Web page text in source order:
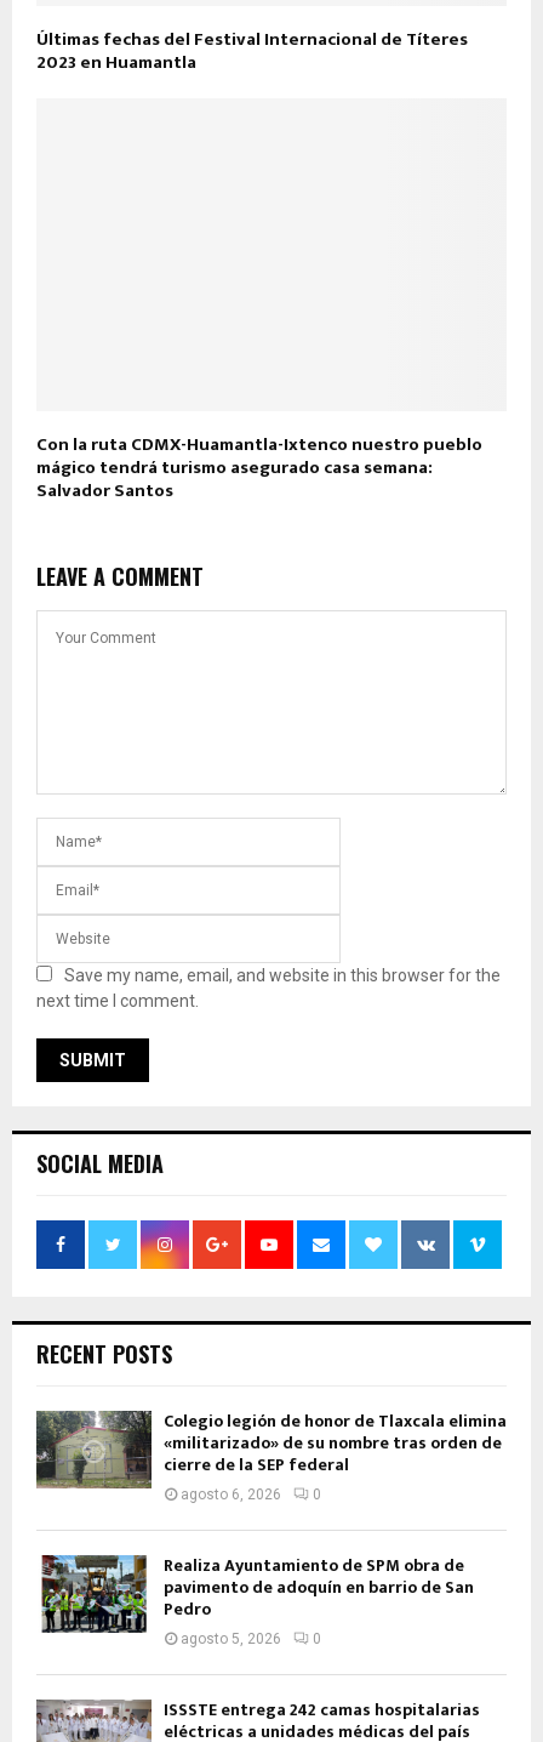
Últimas fechas del Festival Internacional de Títeres
2023 en Huamantla
Con la ruta CDMX-Huamantla-Ixtenco nuestro pueblo
mágico tendrá turismo asegurado casa semana:
Salvador Santos
LEAVE A COMMENT
Save my name, email, and website in this browser for the
next time I comment.
SOCIAL MEDIA
RECENT POSTS
Colegio legión de honor de Tlaxcala elimina
«militarizado» de su nombre tras orden de
cierre de la SEP federal
agosto 6, 2026 0
Realiza Ayuntamiento de SPM obra de
pavimento de adoquín en barrio de San
Pedro
agosto 5, 2026 0
ISSSTE entrega 242 camas hospitalarias
eléctricas a unidades médicas del país